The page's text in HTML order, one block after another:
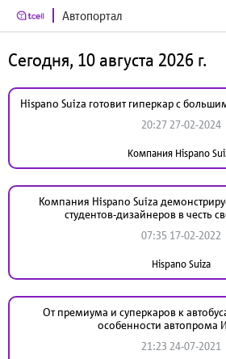
Автопортал
Сегодня, 10 августа 2026 г.
Hispano Suiza готовит гиперкар с
20:27 27-02-2024
Компания Hispano
Компания Hispano Suiza
студентов-дизайнеров в честь
07:35 17-02-2022
Hispano Suiza
От премиума и суперкаров к
особенности автопрома
21:23 24-07-2021